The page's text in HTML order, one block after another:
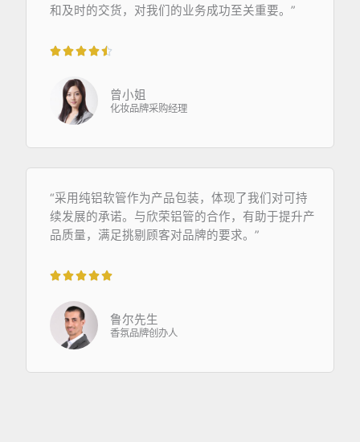
和及时的交货，对我们的业务成功至关重要。”

5
曾小姐
化妆品牌采购经理
“采用纯铝软管作为产品包装，体现了我们对可持
续发展的承诺。与欣荣铝管的合作，有助于提升产
品质量，满足挑剔顾客对品牌的要求。”

5
鲁尔先生
香氛品牌创办人